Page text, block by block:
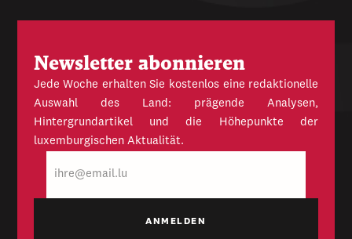
Newsletter abonnieren
Jede Woche erhalten Sie kostenlos eine redaktionelle
Auswahl des Land: prägende Analysen,
Hintergrundartikel und die Höhepunkte der
luxemburgischen Aktualität.
Mail